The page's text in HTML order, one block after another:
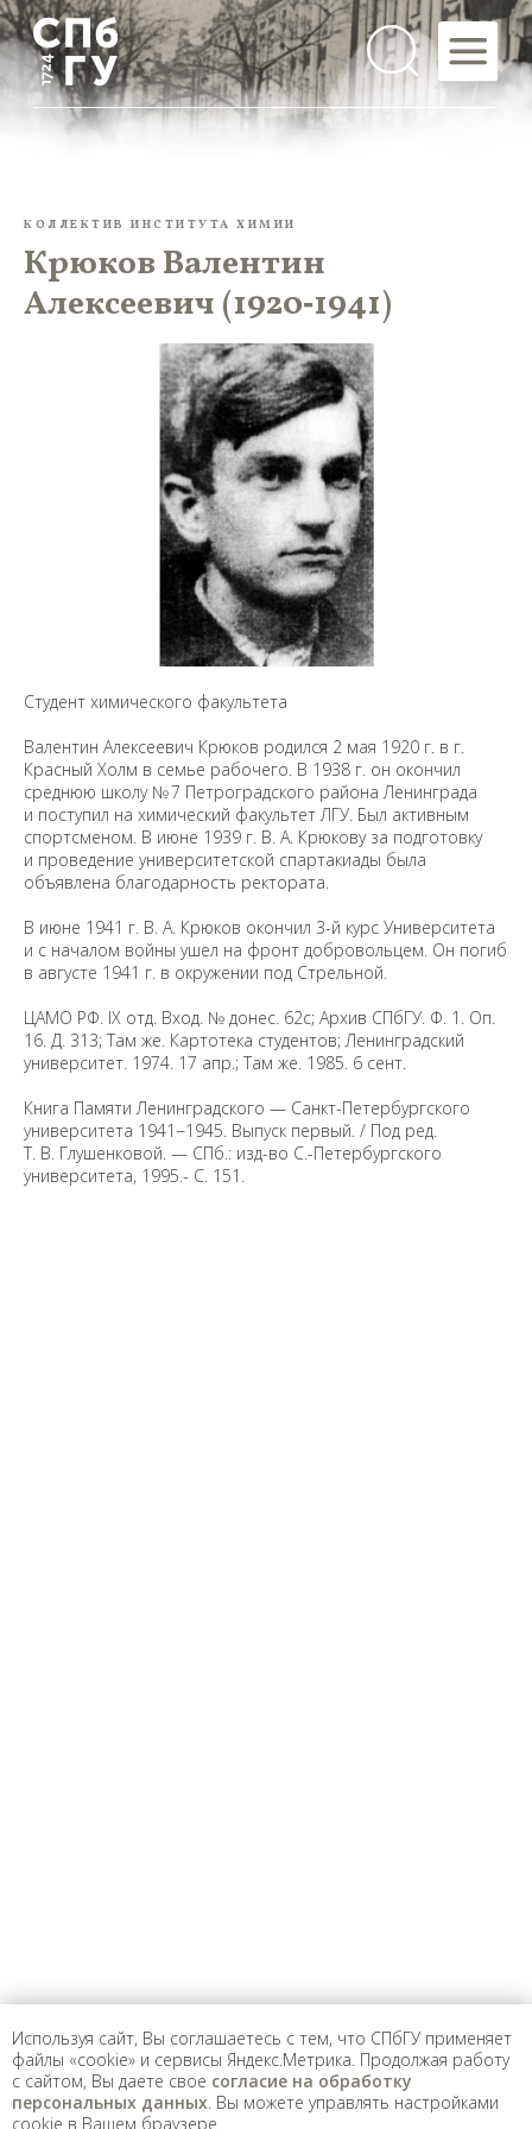
КОЛЛЕКТИВ ИНСТИТУТА ХИМИИ
Крюков Валентин
Алексеевич (1920‑1941)
Студент химического факультета
Валентин Алексеевич Крюков родился 2 мая 1920 г. в г.
Красный Холм в семье рабочего. В 1938 г. он окончил
среднюю школу № 7 Петроградского района Ленинграда
и поступил на химический факультет ЛГУ. Был активным
спортсменом. В июне 1939 г. В. А. Крюкову за подготовку
и проведение университетской спартакиады была
объявлена благодарность ректората.
В июне 1941 г. В. А. Крюков окончил 3-й курс Университета
и с началом войны ушел на фронт добровольцем. Он погиб
в августе 1941 г. в окружении под Стрельной.
ЦАМО РФ. IX отд. Вход. № донес. 62с; Архив СПбГУ. Ф. 1. Оп.
16. Д. 313; Там же. Картотека студентов; Ленинградский
университет. 1974. 17 апр.; Там же. 1985. 6 сент.
Книга Памяти Ленинградского — Санкт-Петербургского
университета 1941−1945. Выпуск первый. / Под ред.
Т. В. Глушенковой. — СПб.: изд-во С.-Петербургского
университета, 1995.- С. 151.
Saint Petersburg State University© 2026
Санкт-Петербургский государственный университет ©
2026
Используя сайт, Вы соглашаетесь с тем, что СПбГУ применяет
файлы «cookie» и сервисы Яндекс.Метрика. Продолжая работу
с сайтом, Вы даете свое согласие на обработку
персональных данных . Вы можете управлять настройками
cookie в Вашем браузере.